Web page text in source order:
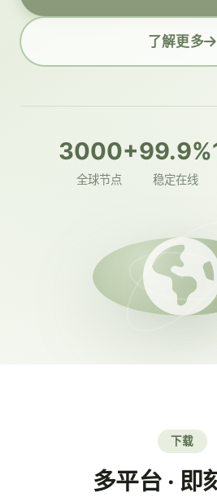
了解更多
3000+
全球节点
99.9%
稳定在线
下载
多平台 · 即